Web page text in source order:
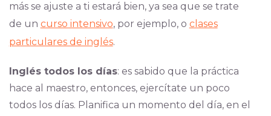
más se ajuste a ti estará bien, ya sea que se trate
de un curso intensivo, por ejemplo, o clases
particulares de inglés.
Inglés todos los días: es sabido que la práctica
hace al maestro, entonces, ejercítate un poco
todos los días. Planifica un momento del día, en el